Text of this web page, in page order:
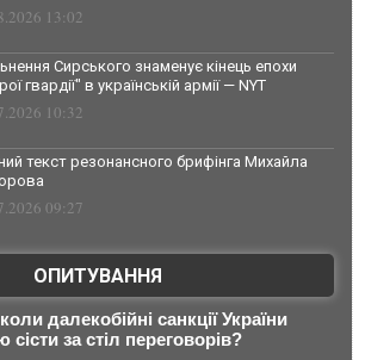
13:02
Сирського знаменує кінець епохи
гвардії" в українській армії — NYT
10:32
текст резонансного брифінга Михайла
09:27
ОПИТУВАННЯ
далекобійні санкції України
за стіл переговорів?